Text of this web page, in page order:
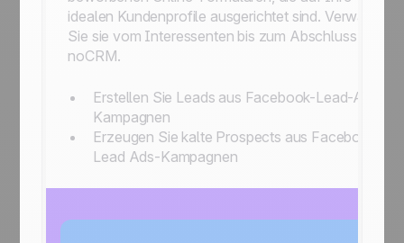
idealen Kundenprofile ausgerichtet sind. Verwalten
Sie sie vom Interessenten bis zum Abschluss mit
noCRM.
Erstellen Sie Leads aus Facebook-Lead-Ads-
Kampagnen
Erzeugen Sie kalte Prospects aus Facebook
Lead Ads-Kampagnen